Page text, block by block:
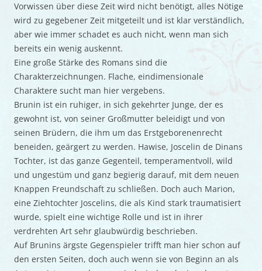
Vorwissen über diese Zeit wird nicht benötigt, alles Nötige
wird zu gegebener Zeit mitgeteilt und ist klar verständlich,
aber wie immer schadet es auch nicht, wenn man sich
bereits ein wenig auskennt.
Eine große Stärke des Romans sind die
Charakterzeichnungen. Flache, eindimensionale
Charaktere sucht man hier vergebens.
Brunin ist ein ruhiger, in sich gekehrter Junge, der es
gewohnt ist, von seiner Großmutter beleidigt und von
seinen Brüdern, die ihm um das Erstgeborenenrecht
beneiden, geärgert zu werden. Hawise, Joscelin de Dinans
Tochter, ist das ganze Gegenteil, temperamentvoll, wild
und ungestüm und ganz begierig darauf, mit dem neuen
Knappen Freundschaft zu schließen. Doch auch Marion,
eine Ziehtochter Joscelins, die als Kind stark traumatisiert
wurde, spielt eine wichtige Rolle und ist in ihrer
verdrehten Art sehr glaubwürdig beschrieben.
Auf Brunins ärgste Gegenspieler trifft man hier schon auf
den ersten Seiten, doch auch wenn sie von Beginn an als